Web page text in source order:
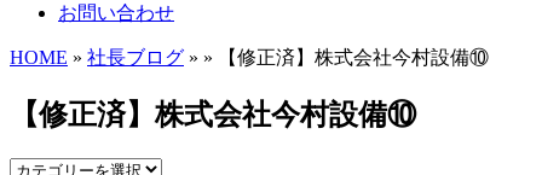
お問い合わせ
HOME » 社長ブログ » » 【修正済】株式会社今村設備⑩
【修正済】株式会社今村設備⑩